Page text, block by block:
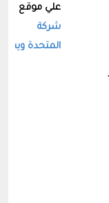
علي موقع
شركة
المتحدة ويب